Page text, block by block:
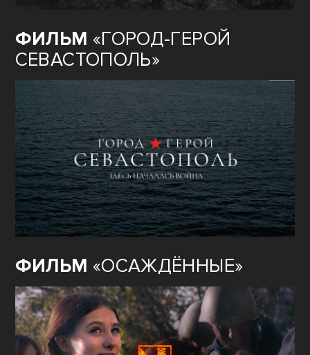
ФИЛЬМ «ГОРОД-ГЕРОЙ
СЕВАСТОПОЛЬ»
ФИЛЬМ «ОСАЖДЁННЫЕ»